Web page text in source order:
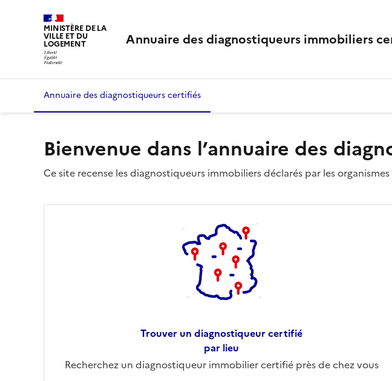
MINISTÈRE DE LA
VILLE ET DU
LOGEMENT Annuaire des diagnostiqueurs immobiliers
Annuaire des diagnostiqueurs certifiés
Bienvenue dans l’annuaire des
Ce site recense les diagnostiqueurs immobiliers déclarés par les
Trouver un diagnostiqueur certifié
par lieu
Recherchez un diagnostiqueur immobilier certifié près de chez vous